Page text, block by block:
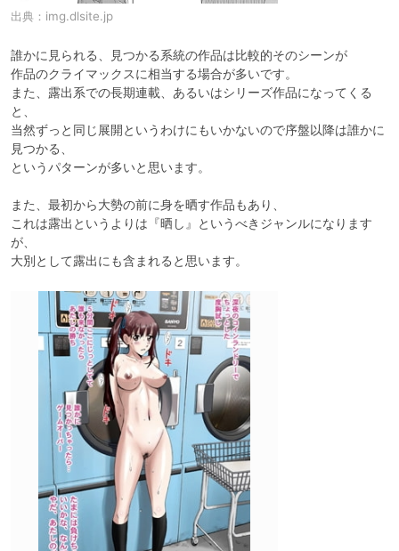
出典： img.dlsite.jp
誰かに見られる、見つかる系統の作品は比較的そのシーンが
作品のクライマックスに相当する場合が多いです。
また、露出系での長期連載、あるいはシリーズ作品になってくる
と、
当然ずっと同じ展開というわけにもいかないので序盤以降は誰かに
見つかる、
というパターンが多いと思います。
また、最初から大勢の前に身を晒す作品もあり、
これは露出というよりは『晒し』というべきジャンルになります
が、
大別として露出にも含まれると思います。